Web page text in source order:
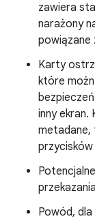
zawiera
narażony
powiązane
Karty
które
inny
metadane,
przycisków
Powód,